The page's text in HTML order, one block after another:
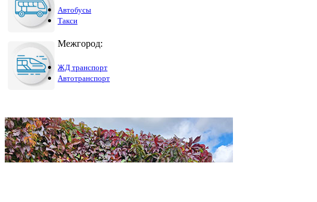
Автобусы
Такси
Межгород:
ЖД транспорт
Автотранспорт